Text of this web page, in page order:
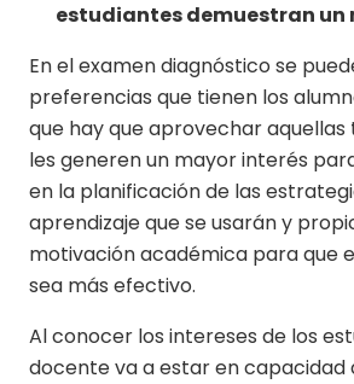
estudiantes demuestran un
En el examen diagnóstico se
preferencias que tienen los
que hay que aprovechar
les generen un mayor interés
en la planificación de las
aprendizaje que se usarán y
motivación académica para que
sea más efectivo.
Al conocer los intereses de los
docente va a estar en capacidad